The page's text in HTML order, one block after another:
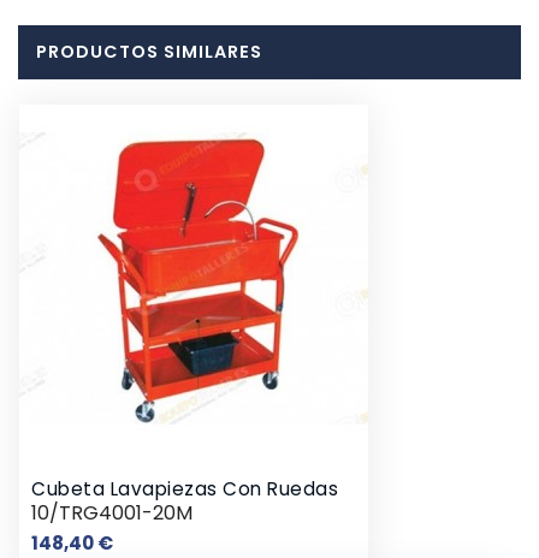
PRODUCTOS SIMILARES
Cubeta Lavapiezas Con Ruedas
10/TRG4001-20M
148,40 €Precio